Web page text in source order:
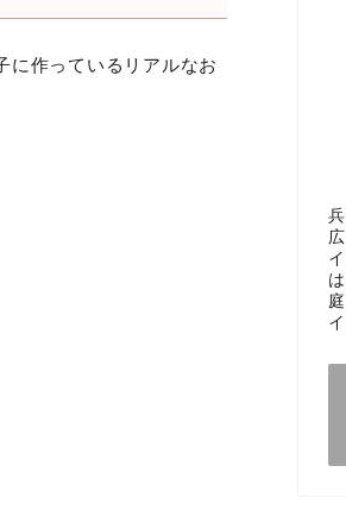
に作っているリアルなお